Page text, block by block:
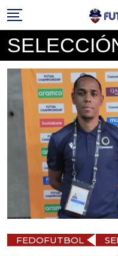
to
content
FEDOFUTBOL